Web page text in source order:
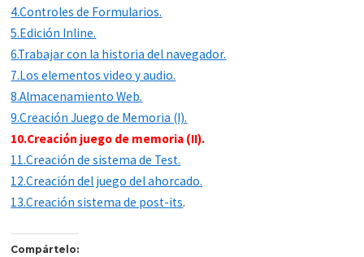
4.Controles de Formularios.
5.Edición Inline.
6.Trabajar con la historia del navegador.
7.Los elementos video y audio.
8.Almacenamiento Web.
9.Creación Juego de Memoria (I).
10.Creación juego de memoria (II).
11.Creación de sistema de Test.
12.Creación del juego del ahorcado.
13.Creación sistema de post-its.
Compártelo: